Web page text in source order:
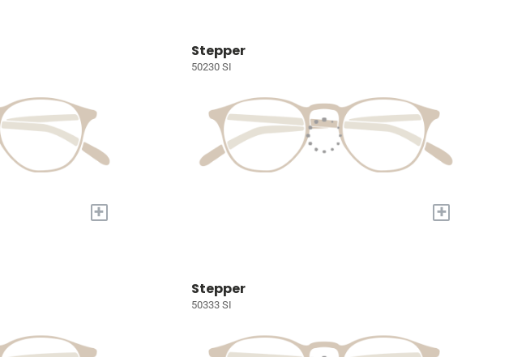
+
Stepper
50230 SI
+
Stepper
50333 SI